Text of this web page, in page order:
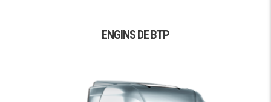
ENGINS DE BTP